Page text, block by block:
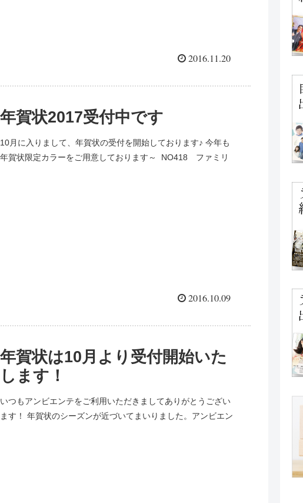
2016.11.20
年賀状2017受付中です
10月に入りまして、年賀状の受付を開始しております♪ 今年も
年賀状限定カラーをご用意しております～ NO418 ファミリ
2016.10.09
年賀状は10月より受付開始いた
します！
いつもアンビエンテをご利用いただきましてありがとうござい
ます！ 年賀状のシーズンが近づいてまいりました。アンビエン